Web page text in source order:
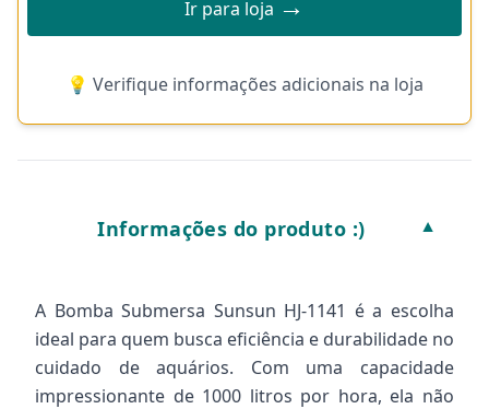
Ir para loja
💡 Verifique informações adicionais na loja
Informações do produto :) ▼
A Bomba Submersa Sunsun HJ-1141 é a escolha
ideal para quem busca eficiência e durabilidade no
cuidado de aquários. Com uma capacidade
impressionante de 1000 litros por hora, ela não